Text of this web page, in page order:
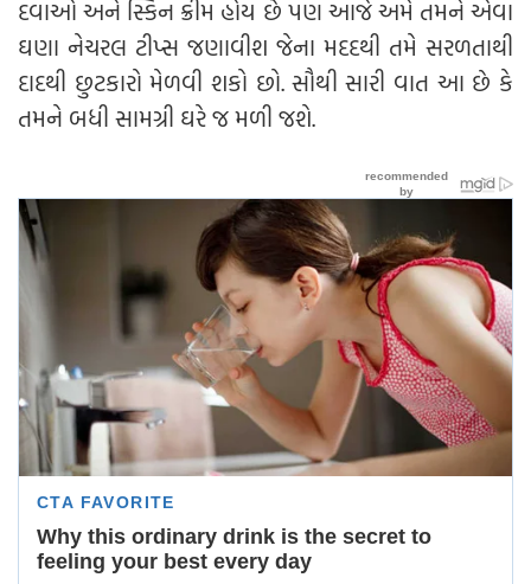
દવાઓ અને સ્કિન ક્રીમ હોય છે પણ આજે અમે તમને એવા
ઘણા નેચરલ ટીપ્સ જણાવીશ જેના મદદથી તમે સરળતાથી
દાદથી છુટકારો મેળવી શકો છો. સૌથી સારી વાત આ છે કે
તમને બધી સામગ્રી ઘરે જ મળી જશે.